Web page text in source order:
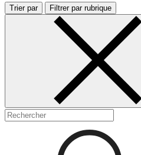
Trier par Filtrer par rubrique